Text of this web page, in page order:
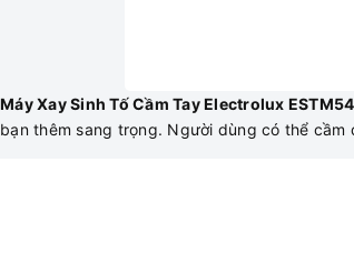
Máy Xay Sinh Tố Cầm Tay Electrolux
bạn thêm sang trọng. Người dùng có thể